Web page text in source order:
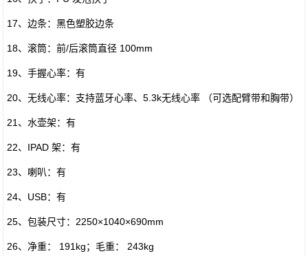
17、边条：黑色塑胶边条
18、滚筒：前/后滚筒直径 100mm
19、手握心率：有
20、无线心率：支持蓝牙心率、5.3k无线心率 （可选配臂带和胸带）
21、水壶架：有
22、IPAD 架：有
23、喇叭：有
24、USB：有
25、包装尺寸：2250×1040×690mm
26、净重： 191kg；毛重： 243kg